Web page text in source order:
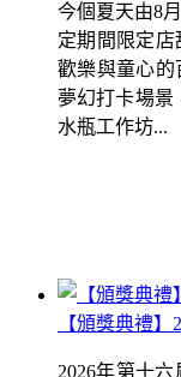
今個夏天由8
定期間限定
歡樂與童心的
夢幻打卡場景
水瓶工作坊...
【頒獎典禮
2026年第十